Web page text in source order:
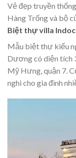
Vẻ đẹp truyền
Hàng Trống và bộ
Biệt thự villa
Mẫu biệt thự kiểu
Dương có diện tích
Mỹ Hưng, quận 7.
nghi cho gia đình